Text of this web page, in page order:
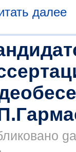
далее